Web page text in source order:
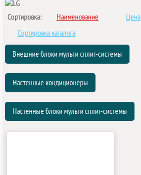
Сортировка: Наименование
Цена
Сортировка каталога
Внешние блоки мульти сплит-системы
Настенные кондиционеры
Настенные блоки мульти сплит-системы